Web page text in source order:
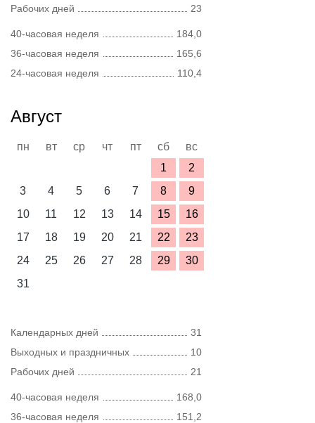
Рабочих дней
23
40-часовая неделя
184,0
36-часовая неделя
165,6
24-часовая неделя
110,4
Август
пн вт ср чт пт сб
вс
1
2
3
4 5 6 7 8
9
10
11 12 13 14 15
16
17
18 19 20 21 22
23
24
25 26 27 28 29
30
31
Календарных дней
31
Выходных и праздничных
10
Рабочих дней
21
40-часовая неделя
168,0
36-часовая неделя
151,2